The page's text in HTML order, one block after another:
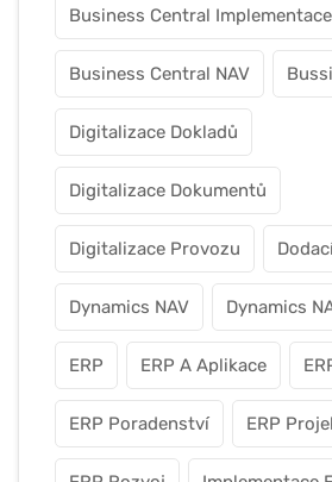
Business Central Implementace
Business Central NAV
Digitalizace Dokladů
Digitalizace Dokumentů
Digitalizace Provozu
Dynamics NAV Dynamics
ERP ERP A Aplikace
ERP Poradenství ERP